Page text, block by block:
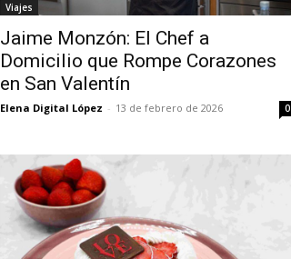
Viajes
Jaime Monzón: El Chef a
Domicilio que Rompe Corazones
en San Valentín
Elena Digital López - 13 de febrero de 2026 0